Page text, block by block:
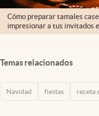
Cómo preparar tamales
impresionar a tus invitados
Temas relacionados
Navidad fiestas receta